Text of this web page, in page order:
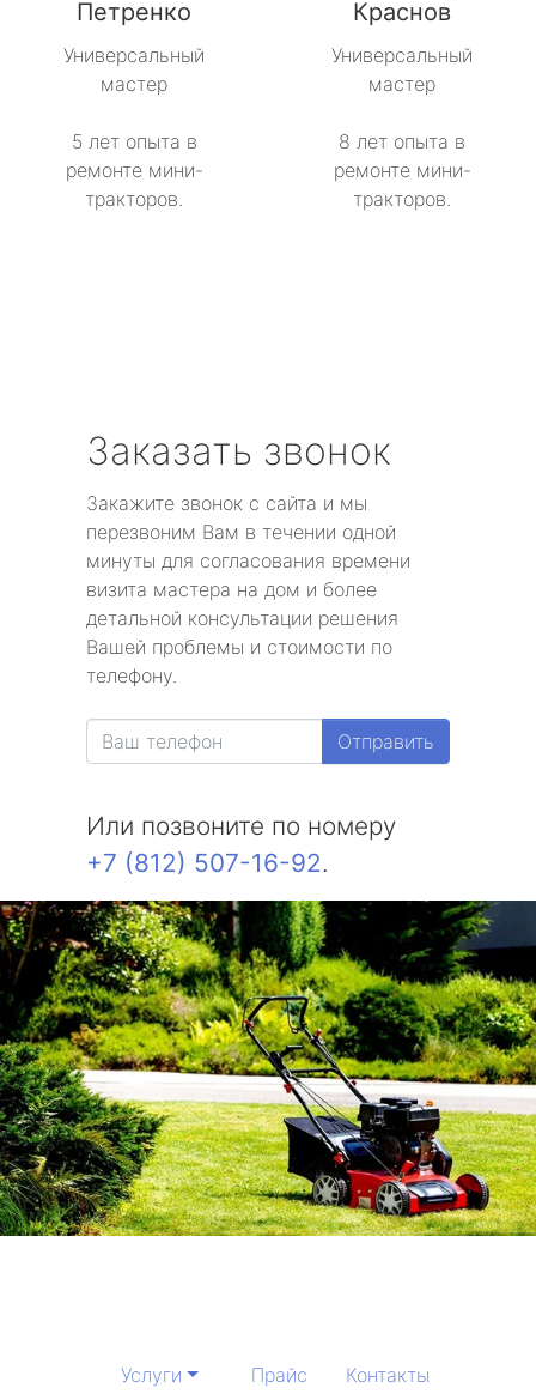
Петренко
Универсальный
мастер
5 лет опыта в
ремонте мини-
тракторов.
Краснов
Универсальный
мастер
8 лет опыта в
ремонте мини-
тракторов.
Заказать звонок
Закажите звонок с сайта и мы
перезвоним Вам в течении одной
минуты для согласования времени
визита мастера на дом и более
детальной консультации решения
Вашей проблемы и стоимости по
телефону.
Отправить
Или позвоните по номеру
+7 (812) 507-16-92.
Услуги Прайс Контакты